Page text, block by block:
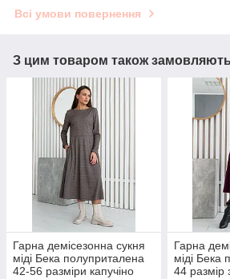
Всі умови повернення
З цим товаром також замовляють
Гарна демісезонна сукня
міді Бека полуприталена
42-56 разміри капучіно
Гарна
міді Бека
44 размір